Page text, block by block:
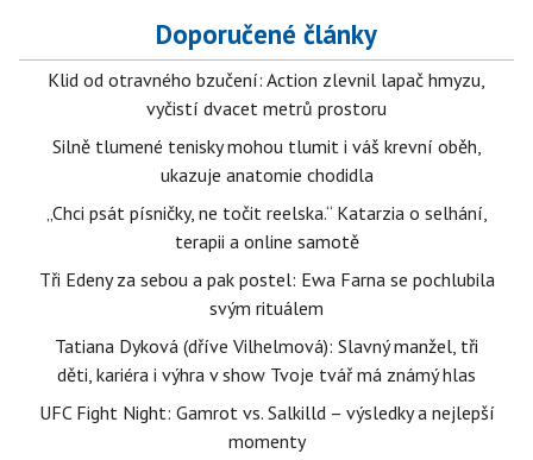
Doporučené články
Klid od otravného bzučení: Action zlevnil lapač hmyzu,
vyčistí dvacet metrů prostoru
Silně tlumené tenisky mohou tlumit i váš krevní oběh,
ukazuje anatomie chodidla
„Chci psát písničky, ne točit reelska.“ Katarzia o selhání,
terapii a online samotě
Tři Edeny za sebou a pak postel: Ewa Farna se pochlubila
svým rituálem
Tatiana Dyková (dříve Vilhelmová): Slavný manžel, tři
děti, kariéra i výhra v show Tvoje tvář má známý hlas
UFC Fight Night: Gamrot vs. Salkilld – výsledky a nejlepší
momenty